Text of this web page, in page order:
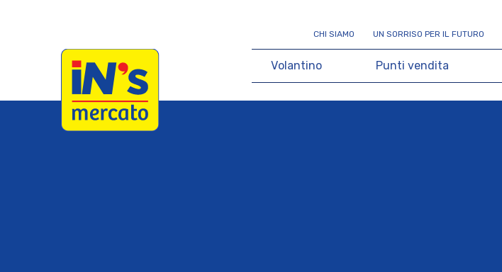
iN's Mercato
CHI SIAMO UN SORRISO PER IL FUTURO
Volantino Punti vendita